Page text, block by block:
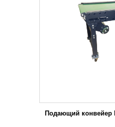
Подающий конвейер